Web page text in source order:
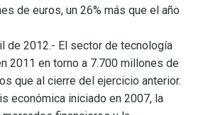
de euros, un 26% más que el año
de 2012.- El sector de tecnología
2011 en torno a 7.700 millones de
que al cierre del ejercicio anterior.
económica iniciado en 2007, la